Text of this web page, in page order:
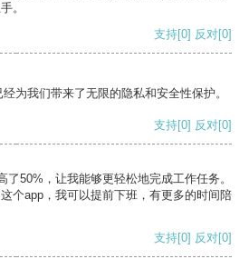
。
支持[0] 反对[0]
为我们带来了无限的隐私和安全性保护。
支持[0] 反对[0]
了50%，让我能够更轻松地完成工作任务。
个app，我可以提前下班，有更多的时间陪
支持[0] 反对[0]